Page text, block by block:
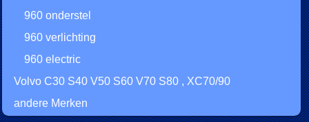
960 onderstel
960 verlichting
960 electric
Volvo C30 S40 V50 S60 V70 S80 , XC70/90
andere Merken